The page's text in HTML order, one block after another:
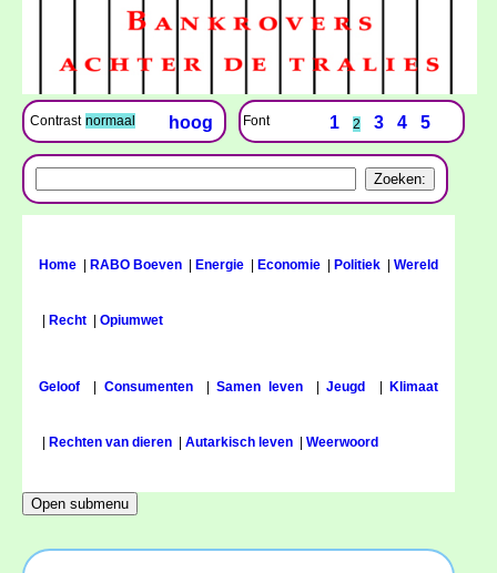
Contrast normaal hoog Font 1 2 3 4 5
Home RABO Boeven Energie Economie Politiek Wereld
Recht Opiumwet
Geloof Consumenten|Samen leven|Jeugd Klimaat
Rechten van dieren Autarkisch leven Weerwoord